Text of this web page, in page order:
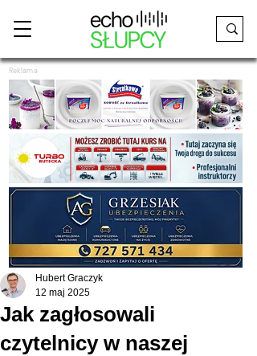
Reklama
Jak zagłosowali
czytelnicy w naszej
Hubert Graczyk
12 maj 2025